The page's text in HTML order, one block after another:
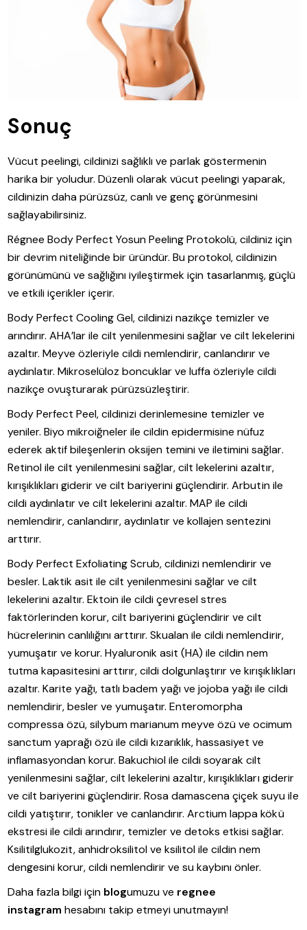
Sonuç
Vücut peelingi, cildinizi sağlıklı ve parlak göstermenin
harika bir yoludur. Düzenli olarak vücut peelingi yaparak,
cildinizin daha pürüzsüz, canlı ve genç görünmesini
sağlayabilirsiniz.
Régnee Body Perfect Yosun Peeling Protokolü, cildiniz için
bir devrim niteliğinde bir üründür. Bu protokol, cildinizin
görünümünü ve sağlığını iyileştirmek için tasarlanmış, güçlü
ve etkili içerikler içerir.
Body Perfect Cooling Gel, cildinizi nazikçe temizler ve
arındırır. AHA’lar ile cilt yenilenmesini sağlar ve cilt lekelerini
azaltır. Meyve özleriyle cildi nemlendirir, canlandırır ve
aydınlatır. Mikroselüloz boncuklar ve luffa özleriyle cildi
nazikçe ovuşturarak pürüzsüzleştirir.
Body Perfect Peel, cildinizi derinlemesine temizler ve
yeniler. Biyo mikroiğneler ile cildin epidermisine nüfuz
ederek aktif bileşenlerin oksijen temini ve iletimini sağlar.
Retinol ile cilt yenilenmesini sağlar, cilt lekelerini azaltır,
kırışıklıkları giderir ve cilt bariyerini güçlendirir. Arbutin ile
cildi aydınlatır ve cilt lekelerini azaltır. MAP ile cildi
nemlendirir, canlandırır, aydınlatır ve kollajen sentezini
arttırır.
Body Perfect Exfoliating Scrub, cildinizi nemlendirir ve
besler. Laktik asit ile cilt yenilenmesini sağlar ve cilt
lekelerini azaltır. Ektoin ile cildi çevresel stres
faktörlerinden korur, cilt bariyerini güçlendirir ve cilt
hücrelerinin canlılığını arttırır. Skualan ile cildi nemlendirir,
yumuşatır ve korur. Hyaluronik asit (HA) ile cildin nem
tutma kapasitesini arttırır, cildi dolgunlaştırır ve kırışıklıkları
azaltır. Karite yağı, tatlı badem yağı ve jojoba yağı ile cildi
nemlendirir, besler ve yumuşatır. Enteromorpha
compressa özü, silybum marianum meyve özü ve ocimum
sanctum yaprağı özü ile cildi kızarıklık, hassasiyet ve
inflamasyondan korur. Bakuchiol ile cildi soyarak cilt
yenilenmesini sağlar, cilt lekelerini azaltır, kırışıklıkları giderir
ve cilt bariyerini güçlendirir. Rosa damascena çiçek suyu ile
cildi yatıştırır, tonikler ve canlandırır. Arctium lappa kökü
ekstresi ile cildi arındırır, temizler ve detoks etkisi sağlar.
Ksilitilglukozit, anhidroksilitol ve ksilitol ile cildin nem
dengesini korur, cildi nemlendirir ve su kaybını önler.
Daha fazla bilgi için blogumuzu ve regnee
instagram hesabını takip etmeyi unutmayın!